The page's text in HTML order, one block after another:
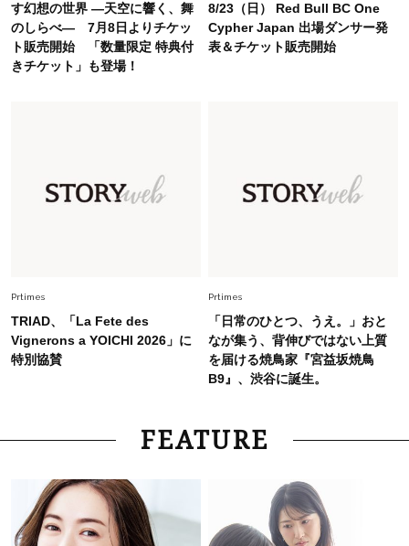
Fashion 2026.7.9
スタイリストが本気で推す！40代がほどよく華
やぐ【甘め黒アイテム】3選
す幻想の世界 ―天空に響く、舞
のしらべ― 7月8日よりチケッ
ト販売開始 「数量限定 特典付
きチケット」も登場！
8/23（日） Red Bull BC One
Cypher Japan 出場ダンサー発
表＆チケット販売開始
Prtimes
TRIAD、「La Fete des
Vignerons a YOICHI 2026」に
特別協賛
Prtimes
「日常のひとつ、うえ。」おと
なが集う、背伸びではない上質
を届ける焼鳥家『宮益坂焼鳥
B9』、渋谷に誕生。
FEATURE